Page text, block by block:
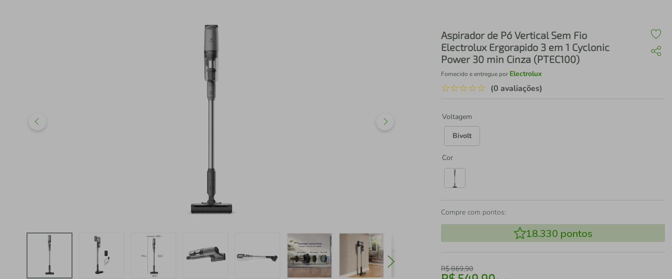
Aspirador de Pó Vertical Sem Fio
Electrolux Ergorapido 3 em 1 Cyclonic
Power 30 min Cinza (PTEC100)
Fornecido e entregue por Electrolux
☆☆☆☆☆ (0 avaliações)
Voltagem
Bivolt
Cor
Compre com pontos:
18.330 pontos
R$869,90